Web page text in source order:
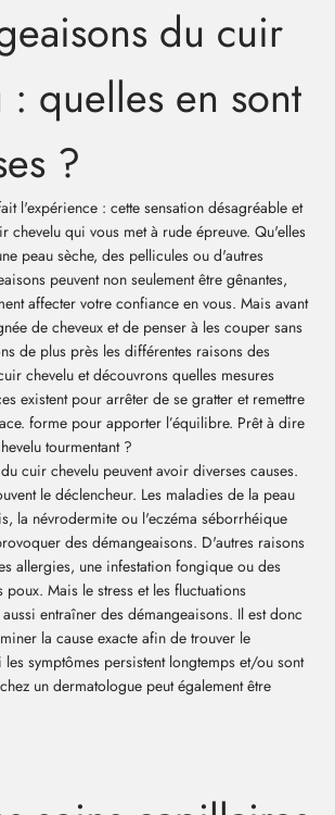
du cuir
: quelles en sont
?
l'expérience : cette sensation désagréable et
chevelu qui vous met à rude épreuve. Qu'elles
peau sèche, des pellicules ou d'autres
peuvent non seulement être gênantes,
affecter votre confiance en vous. Mais avant
de cheveux et de penser à les couper sans
de plus près les différentes raisons des
chevelu et découvrons quelles mesures
existent pour arrêter de se gratter et remettre
forme pour apporter l’équilibre. Prêt à dire
tourmentant ?
cuir chevelu peuvent avoir diverses causes.
le déclencheur. Les maladies de la peau
la névrodermite ou l'eczéma séborrhéique
des démangeaisons. D'autres raisons
allergies, une infestation fongique ou des
poux. Mais le stress et les fluctuations
entraîner des démangeaisons. Il est donc
la cause exacte afin de trouver le
symptômes persistent longtemps et/ou sont
un dermatologue peut également être